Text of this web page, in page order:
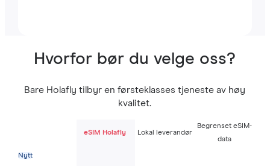
Hvorfor bør du velge oss?
Bare Holafly tilbyr en førsteklasses tjeneste av høy
kvalitet.
eSIM Holafly Lokal leverandør
Begrenset eSIM-
data
Nytt